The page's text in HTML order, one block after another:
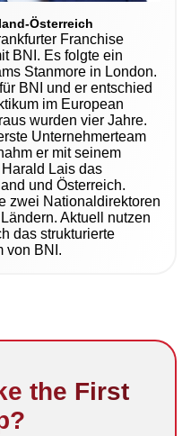
Österreich
Franchise
BNI. Es folgte ein
Stanmore in London.
BNI und er entschied
im European
wurden vier Jahre.
Unternehmerteam
er mit seinem
Lais das
und Österreich.
zwei Nationaldirektoren
Aktuell nutzen
das strukturierte
von BNI.
the First